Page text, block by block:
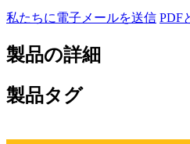
私たちに電子メールを送信 PDF
製品の詳細
製品タグ